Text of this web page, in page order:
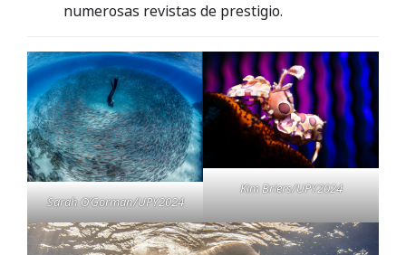
numerosas revistas de prestigio.
Sarah O’Gorman/UPY2024
Kim Briers/UPY2024